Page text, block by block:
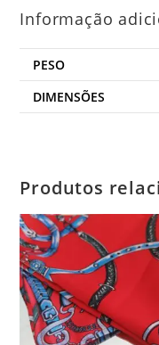
Informação
PESO
DIMENSÕES
Produtos